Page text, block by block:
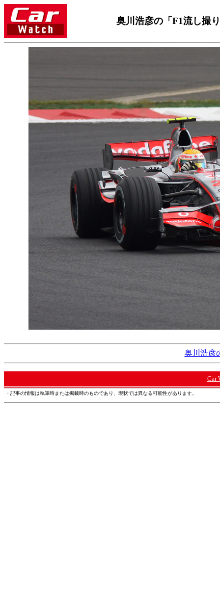
奥川浩彦の「F1流し撮
奥川浩彦
Car
・記事の情報は執筆時または掲載時のものであり、現状では異なる可能性があります。